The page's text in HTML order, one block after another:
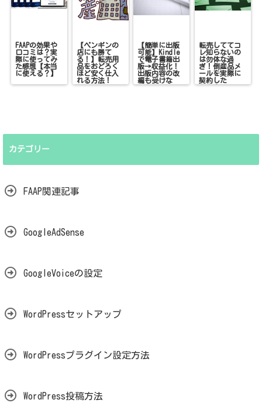
FAAPの効果や
口コミは？実
際に使ってみ
た感想【本当
に使える？】
【ペンギンの
店にも勝て
る！】転売用
品をおどろく
ほど安く仕入
れる方法！
【簡単に出版
可能】Kindle
で電子書籍出
版→収益化！
出版内容の改
編も受けな
い！
転売しててコ
レ知らないの
は勿体な過
ぎ！倒産品メ
ールを実際に
契約した
ら！？
カテゴリー
FAAP関連記事
GoogleAdSense
GoogleVoiceの設定
WordPressセットアップ
WordPressプラグイン設定方法
WordPress投稿方法